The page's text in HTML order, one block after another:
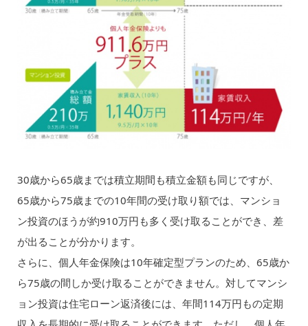
30歳から65歳までは積立期間も積立金額も同じですが、
65歳から75歳までの10年間の受け取り額では、マンショ
ン投資のほうが約910万円も多く受け取ることができ、差
が出ることが分かります。
さらに、個人年金保険は10年確定型プランのため、65歳か
ら75歳の間しか受け取ることができません。対してマンシ
ョン投資は住宅ローン返済後には、年間114万円もの定期